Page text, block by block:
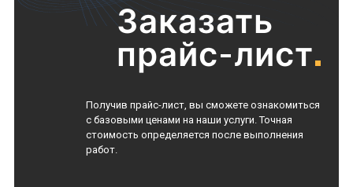
Заказать
прайс-лист.
Получив прайс-лист, вы сможете ознакомиться
с базовыми ценами на наши услуги. Точная
стоимость определяется после выполнения
работ.